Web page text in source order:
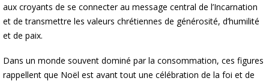
aux croyants de se connecter au message central de l’Incarnation
et de transmettre les valeurs chrétiennes de générosité, d’humilité
et de paix.
Dans un monde souvent dominé par la consommation, ces figures
rappellent que Noël est avant tout une célébration de la foi et de